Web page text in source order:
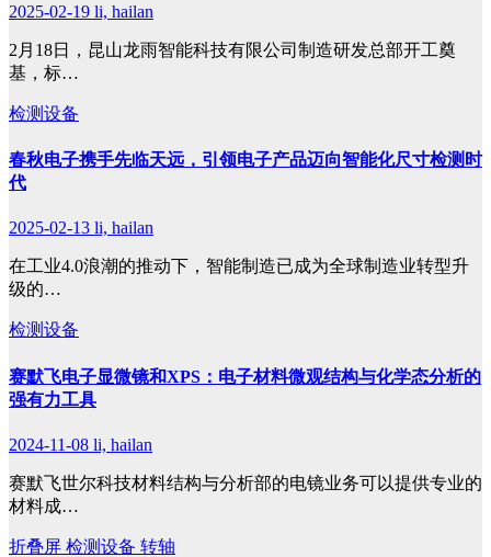
2025-02-19 li, hailan
2月18日，昆山龙雨智能科技有限公司制造研发总部开工奠
基，标…
检测设备
春秋电子携手先临天远，引领电子产品迈向智能化尺寸检测时
代
2025-02-13 li, hailan
在工业4.0浪潮的推动下，智能制造已成为全球制造业转型升
级的…
检测设备
赛默飞电子显微镜和XPS：电子材料微观结构与化学态分析的
强有力工具
2024-11-08 li, hailan
赛默飞世尔科技材料结构与分析部的电镜业务可以提供专业的
材料成…
折叠屏 检测设备 转轴